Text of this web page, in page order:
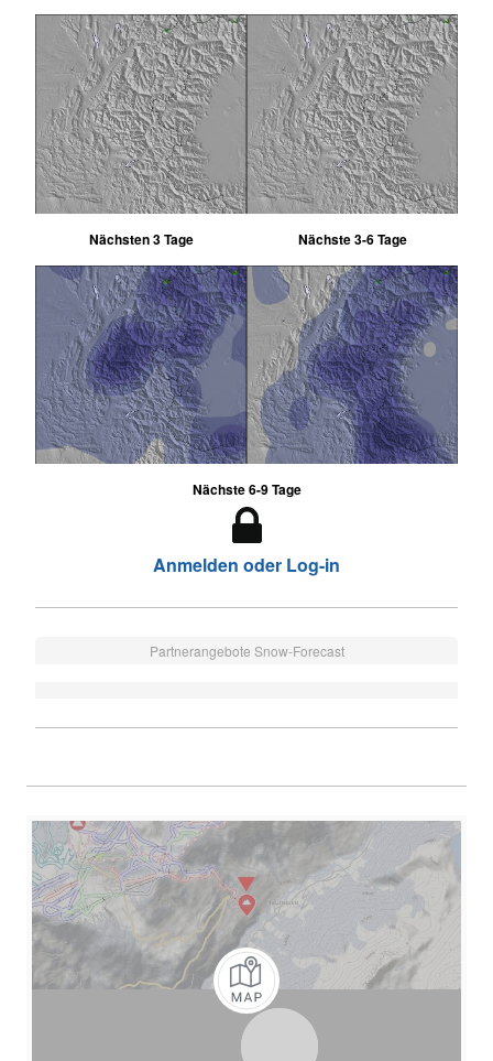
Nächsten 3 Tage Nächste 3-6 Tage
Nächste 6-9 Tage
Anmelden oder Log-in
Partnerangebote Snow-Forecast